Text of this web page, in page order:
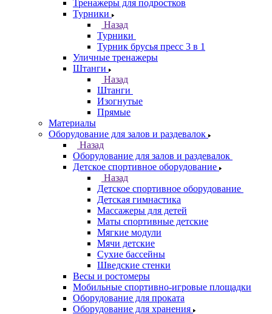
Тренажеры для подростков
Турники
Назад
Турники
Турник брусья пресс 3 в 1
Уличные тренажеры
Штанги
Назад
Штанги
Изогнутые
Прямые
Материалы
Оборудование для залов и раздевалок
Назад
Оборудование для залов и раздевалок
Детское спортивное оборудование
Назад
Детское спортивное оборудование
Детская гимнастика
Массажеры для детей
Маты спортивные детские
Мягкие модули
Мячи детские
Сухие бассейны
Шведские стенки
Весы и ростомеры
Мобильные спортивно-игровые площадки
Оборудование для проката
Оборудование для хранения